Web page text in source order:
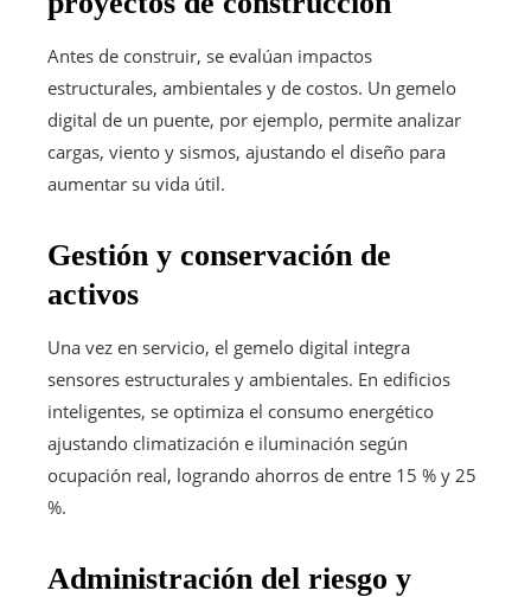
Antes de construir, se evalúan impactos
estructurales, ambientales y de costos. Un gemelo
digital de un puente, por ejemplo, permite analizar
cargas, viento y sismos, ajustando el diseño para
aumentar su vida útil.
Gestión y conservación de
activos
Una vez en servicio, el gemelo digital integra
sensores estructurales y ambientales. En edificios
inteligentes, se optimiza el consumo energético
ajustando climatización e iluminación según
ocupación real, logrando ahorros de entre 15 % y 25
%.
Administración del riesgo y